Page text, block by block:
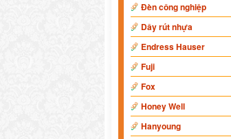
Đèn công nghiệp
Dây rút nhựa
Endress Hauser
Fuji
Fox
Honey Well
Hanyoung